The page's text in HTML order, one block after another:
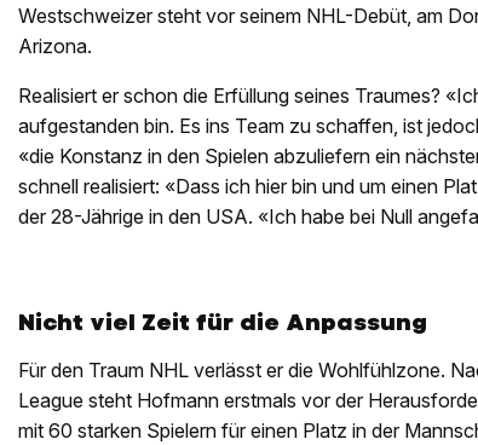
Westschweizer steht vor seinem NHL-Debüt, am
Arizona.
Realisiert er schon die Erfüllung seines Traumes?
aufgestanden bin. Es ins Team zu schaffen, ist
«die Konstanz in den Spielen abzuliefern ein
schnell realisiert: «Dass ich hier bin und um einen
der 28-Jährige in den USA. «Ich habe bei Null
Nicht viel Zeit für die Anpassung
Für den Traum NHL verlässt er die Wohlfühlzone.
League steht Hofmann erstmals vor der
mit 60 starken Spielern für einen Platz in der